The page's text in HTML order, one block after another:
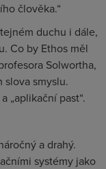
člověka.“
duchu i dále,
Co by Ethos měl
Solwortha,
slova smyslu.
„aplikační past“.
a drahý.
systémy jako